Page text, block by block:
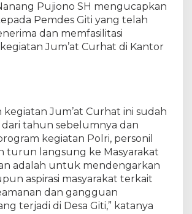
'
a
t
C
t
,
P
K
a
p
o
Pujiono SH mengucapkan
Pemdes Giti yang telah
dan memfasilitasi
Jum’at Curhat di Kantor
kegiatan Jum’at Curhat ini sudah
dari tahun sebelumnya dan
kegiatan Polri, personil
turun langsung ke Masyarakat
adalah untuk mendengarkan
aspirasi masyarakat terkait
dan gangguan
terjadi di Desa Giti,” katanya